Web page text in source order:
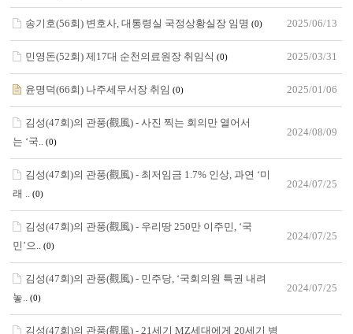
송기호(56회) 변호사, 대통령실 국정상황실장 임명(0) 2025/06/13
민영돈(52회) 제17대 순천의료원장 취임식(0) 2025/03/31
윤명덕(66회) 나주세무서장 취임(0) 2025/01/06
김성(47회)의 관풍(觀風) - 사진 찍는 회의만 열어서
는 ‘국..(0)
2024/08/09
김성(47회)의 관풍(觀風) - 최저임금 1.7% 인상, 과연 ‘미
래 ..(0)
2024/07/25
김성(47회)의 관풍(觀風) - 우리땅 250만 이주민, ‘국
민’으..(0)
2024/07/25
김성(47회)의 관풍(觀風) - 민주당, ‘국회의원 특권 내려
놓..(0)
2024/07/25
김성(47회)의 관풍(觀風) - 21세기 MZ세대에게 20세기 병